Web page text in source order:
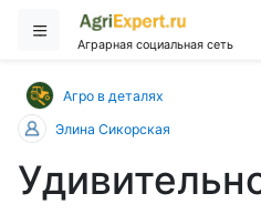
Аграрная социальная сеть
Агро в деталях
Элина Сикорская